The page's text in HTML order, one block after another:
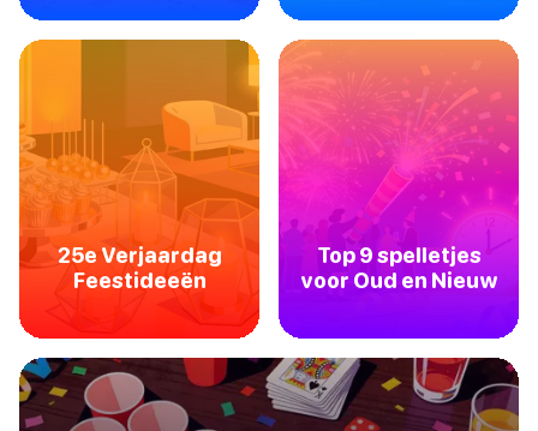
25e Verjaardag
Feestideeën
Top 9 spelletjes
voor Oud en Nieuw